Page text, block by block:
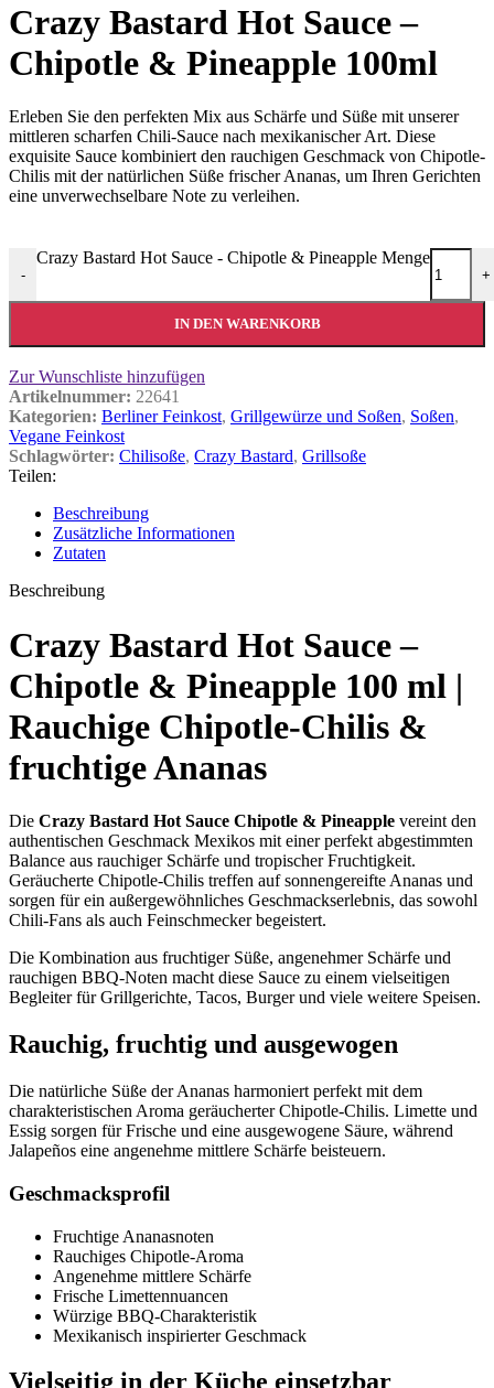
Crazy Bastard Hot Sauce –
Chipotle & Pineapple 100ml
Erleben Sie den perfekten Mix aus Schärfe und Süße mit unserer
mittleren scharfen Chili-Sauce nach mexikanischer Art. Diese
exquisite Sauce kombiniert den rauchigen Geschmack von Chipotle-
Chilis mit der natürlichen Süße frischer Ananas, um Ihren Gerichten
eine unverwechselbare Note zu verleihen.
-
Crazy Bastard Hot Sauce - Chipotle & Pineapple Menge
+
IN DEN WARENKORB
Zur Wunschliste hinzufügen
Artikelnummer: 22641
Kategorien: Berliner Feinkost, Grillgewürze und Soßen, Soßen,
Vegane Feinkost
Schlagwörter: Chilisoße, Crazy Bastard, Grillsoße
Teilen:
Beschreibung
Zusätzliche Informationen
Zutaten
Beschreibung
Crazy Bastard Hot Sauce –
Chipotle & Pineapple 100 ml |
Rauchige Chipotle-Chilis &
fruchtige Ananas
Die Crazy Bastard Hot Sauce Chipotle & Pineapple vereint den
authentischen Geschmack Mexikos mit einer perfekt abgestimmten
Balance aus rauchiger Schärfe und tropischer Fruchtigkeit.
Geräucherte Chipotle-Chilis treffen auf sonnengereifte Ananas und
sorgen für ein außergewöhnliches Geschmackserlebnis, das sowohl
Chili-Fans als auch Feinschmecker begeistert.
Die Kombination aus fruchtiger Süße, angenehmer Schärfe und
rauchigen BBQ-Noten macht diese Sauce zu einem vielseitigen
Begleiter für Grillgerichte, Tacos, Burger und viele weitere Speisen.
Rauchig, fruchtig und ausgewogen
Die natürliche Süße der Ananas harmoniert perfekt mit dem
charakteristischen Aroma geräucherter Chipotle-Chilis. Limette und
Essig sorgen für Frische und eine ausgewogene Säure, während
Jalapeños eine angenehme mittlere Schärfe beisteuern.
Geschmacksprofil
Fruchtige Ananasnoten
Rauchiges Chipotle-Aroma
Angenehme mittlere Schärfe
Frische Limettennuancen
Würzige BBQ-Charakteristik
Mexikanisch inspirierter Geschmack
Vielseitig in der Küche einsetzbar